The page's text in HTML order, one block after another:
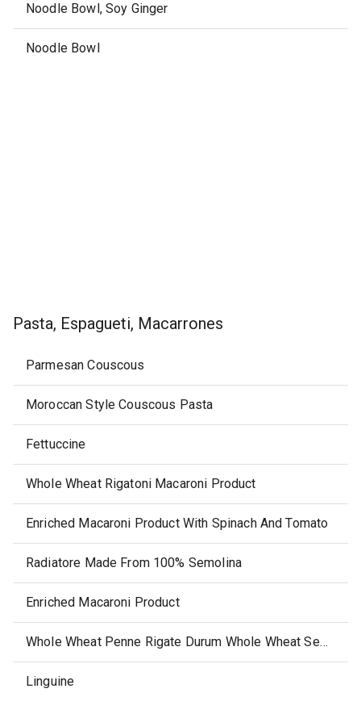
Noodle Bowl, Soy Ginger
Noodle Bowl
Pasta, Espagueti, Macarrones
Parmesan Couscous
Moroccan Style Couscous Pasta
Fettuccine
Whole Wheat Rigatoni Macaroni Product
Enriched Macaroni Product With Spinach And Tomato
Radiatore Made From 100% Semolina
Enriched Macaroni Product
Whole Wheat Penne Rigate Durum Whole Wheat Semolina
Linguine